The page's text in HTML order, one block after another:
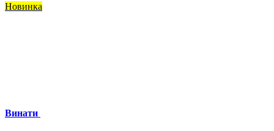
Новинка
Винати